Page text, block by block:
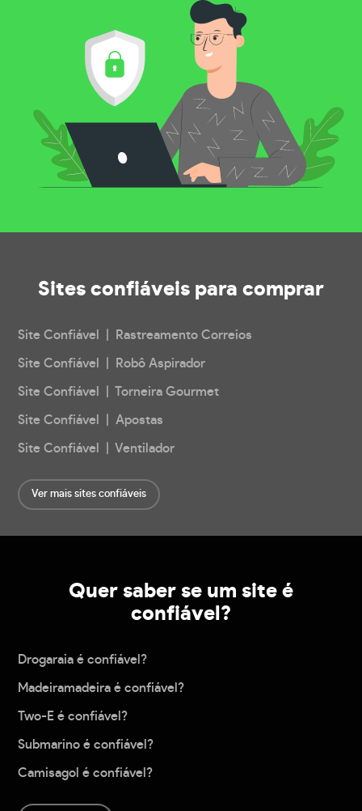
Sites confiáveis para comprar
Site Confiável | Rastreamento Correios
Site Confiável | Robô Aspirador
Site Confiável | Torneira Gourmet
Site Confiável | Apostas
Site Confiável | Ventilador
Ver mais sites confiáveis
Quer saber se um site é
confiável?
Drogaraia é confiável?
Madeiramadeira é confiável?
Two-E é confiável?
Submarino é confiável?
Camisagol é confiável?